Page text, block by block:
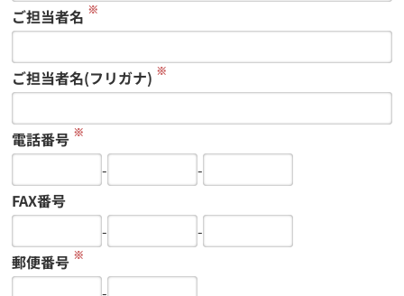
ご担当者名 ※
ご担当者名(フリガナ) ※
電話番号 ※
-
-
FAX番号
-
-
郵便番号 ※